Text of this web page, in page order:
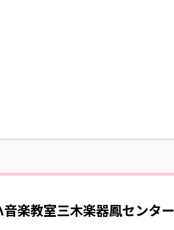
音楽教室三木楽器鳳センター